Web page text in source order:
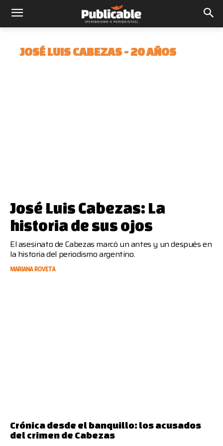
JOSÉ LUIS CABEZAS - 20 AÑOS
José Luis Cabezas: La
historia de sus ojos
El asesinato de Cabezas marcó un antes y un después en
la historia del periodismo argentino.
MARIANA ROVETA
Crónica desde el banquillo: los acusados
del crimen de Cabezas